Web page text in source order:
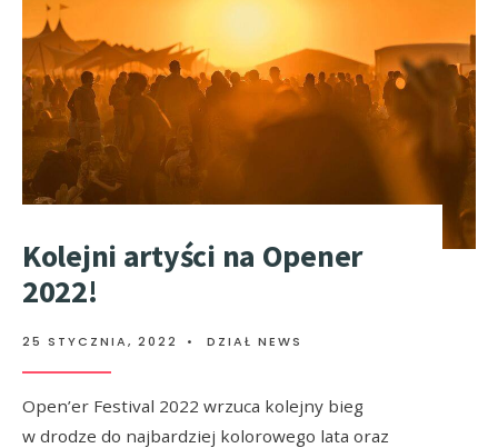
Kolejni artyści na Opener
2022!
25 STYCZNIA, 2022 • DZIAŁ NEWS
Open’er Festival 2022 wrzuca kolejny bieg
w drodze do najbardziej kolorowego lata oraz